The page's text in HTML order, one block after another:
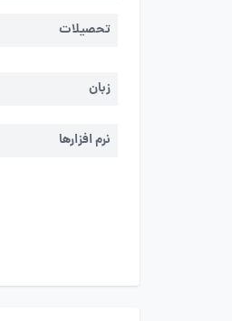
تحصیلات
زبان
نرم افزارها